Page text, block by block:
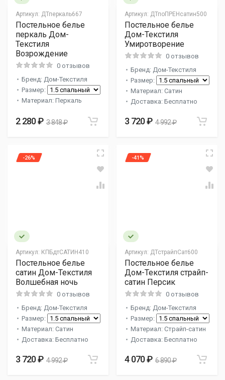
Артикул: ДТперкаль667
Постельное белье
перкаль Дом-
Текстиля
Возрождение
0 отзывов
Бренд: Дом-Текстиля
Размер:
Материал: Перкаль
2 280 ₽ 3 848 ₽
Артикул: ДТпоПРЕНсатин500
Постельное белье
Дом-Текстиля
Умиротворение
0 отзывов
Бренд: Дом-Текстиля
Размер:
Материал: Сатин
Доставка: Бесплатно
3 720 ₽ 4 992 ₽
Артикул: КПБдтСАТИН410
-26%
Постельное белье
сатин Дом-Текстиля
Волшебная ночь
0 отзывов
Бренд: Дом-Текстиля
Размер:
Материал: Сатин
Доставка: Бесплатно
3 720 ₽ 4 992 ₽
Артикул: ДТстрайпСат600
-41%
Постельное белье
Дом-Текстиля страйп-
сатин Персик
0 отзывов
Бренд: Дом-Текстиля
Размер:
Материал: Страйп-сатин
Доставка: Бесплатно
4 070 ₽ 6 890 ₽